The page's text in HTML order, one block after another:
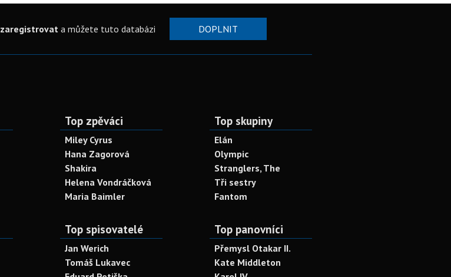
zaregistrovata můžete tuto databázi DOPLNIT
Top zpěváci
Miley Cyrus
Hana Zagorová
Shakira
Helena Vondráčková
Maria Baimler
Top skupiny
Elán
Olympic
Stranglers, The
Tři sestry
Fantom
Top spisovatelé
Jan Werich
Tomáš Lukavec
Top panovníci
Přemysl Otakar II.
Kate Middleton